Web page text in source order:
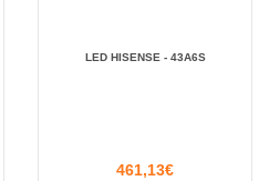
LED HISENSE - 43A6S
461,13€